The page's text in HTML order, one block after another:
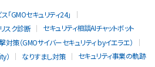
GMOセキュリティ24」
スク診断
セキュリティ相談AIチャットボット
対策（GMOサイバーセキュリティ byイエラエ）
）
なりすまし対策 セキュリティ事業の軌跡